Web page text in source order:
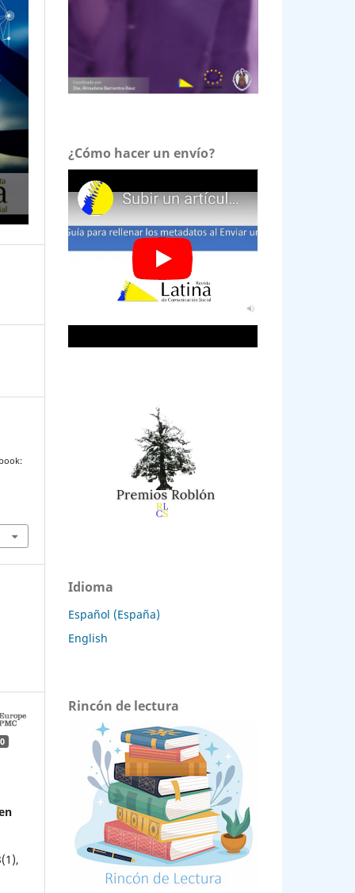
0
(1),
¿Cómo hacer un envío?
Idioma
Español (España)
English
Rincón de lectura